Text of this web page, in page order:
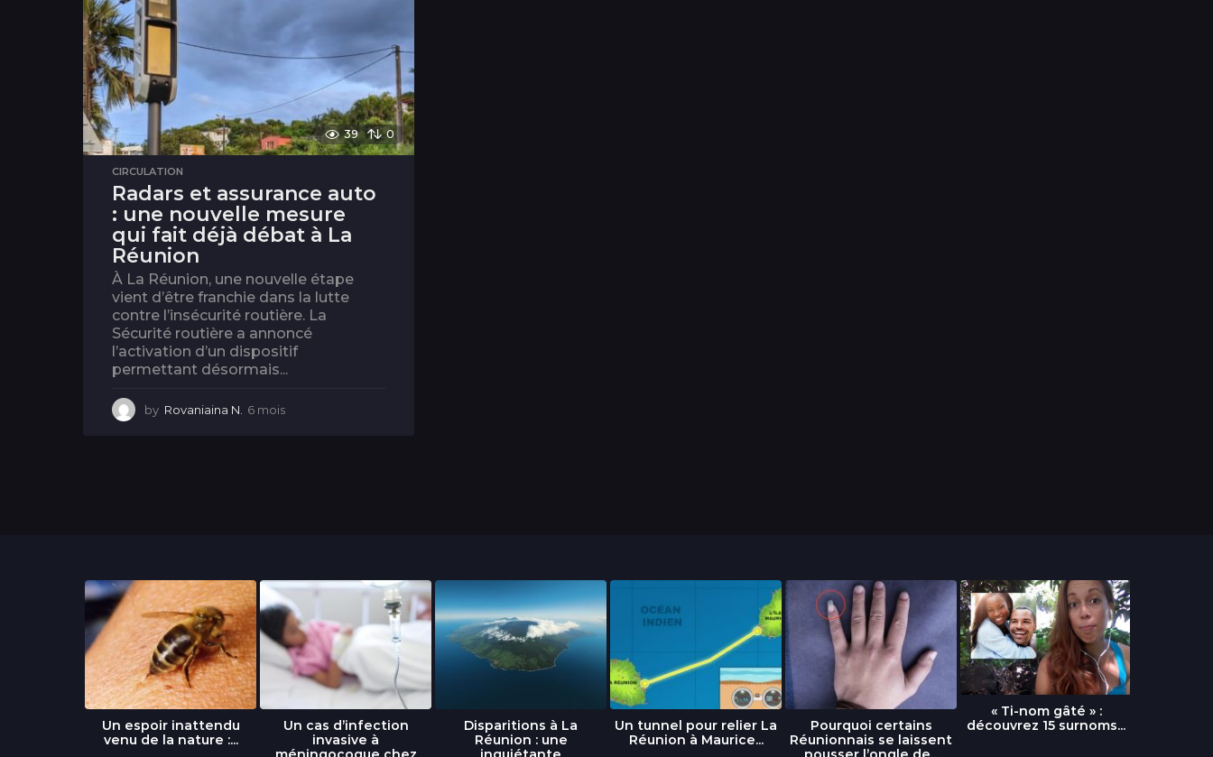
39 0
CIRCULATION
Radars et assurance auto
: une nouvelle mesure
qui fait déjà débat à La
Réunion
À La Réunion, une nouvelle étape
vient d’être franchie dans la lutte
contre l’insécurité routière. La
Sécurité routière a annoncé
l’activation d’un dispositif
permettant désormais...
by Rovaniaina N. 6 mois
Un espoir inattendu
venu de la nature :...
Un cas d’infection
invasive à
Disparitions à La
Réunion : une
Un tunnel pour relier La
Réunion à Maurice...
Pourquoi certains
Réunionnais se laissent
« Ti-nom gâté » :
découvrez 15 surnoms...